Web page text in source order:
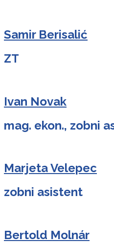
Samir Berisalić
ZT
Ivan Novak
mag. ekon., zobni
Marjeta Velepec
zobni asistent
Bertold Molnár